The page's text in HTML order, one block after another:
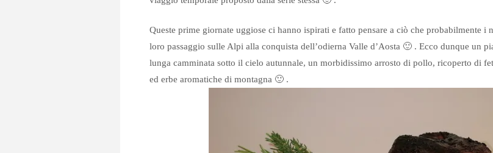
Queste prime giornate uggiose ci hanno ispirati e fatto pensare a ciò che probabilmente i
loro passaggio sulle Alpi alla conquista dell’odierna Valle d’Aosta 🙂 . Ecco dunque un
lunga camminata sotto il cielo autunnale, un morbidissimo arrosto di pollo, ricoperto di
ed erbe aromatiche di montagna 🙂 .